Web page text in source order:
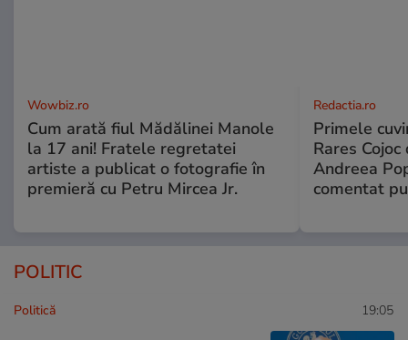
Wowbiz.ro
Cum arată fiul Mădălinei Manole
la 17 ani! Fratele regretatei
artiste a publicat o fotografie în
premieră cu Petru Mircea Jr.
Redactia.ro
Primele
Rares
Andreea
comentat
POLITIC
Politică 19:05